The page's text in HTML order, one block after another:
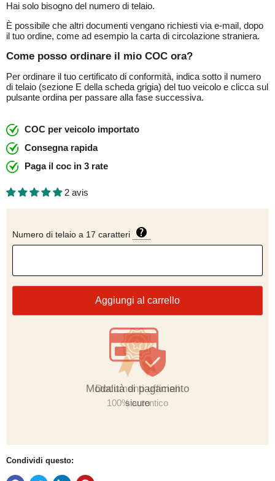
Hai solo bisogno del numero di telaio.
È possibile che altri documenti vengano richiesti via e-mail, dopo
il tuo ordine, come ad esempio la carta di circolazione straniera.
Come posso ordinare il mio COC ora?
Per ordinare il tuo certificato di conformità, indica sotto il numero
di telaio (sezione E della scheda grigia) del tuo veicolo e clicca sul
pulsante ordina per passare alla fase successiva.
COC per veicolo importato
Consegna rapida
Paga il coc in 3 rate
2 avis
Numero di telaio a 17 caratteri
Aggiungi al carrello
Modalità di pagamento
sicuro
Condividi questo: